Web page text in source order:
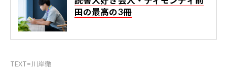
田の最高の3冊
TEXT=川岸徹